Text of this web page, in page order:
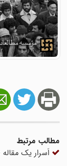
مطالب مرتبط
اَسرار یک مقاله